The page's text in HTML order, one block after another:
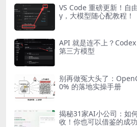
VS Code 重磅更新！自
y，大模型随心配教程！
API 就是连不上？
第三方模型
别再做冤大头了：
0% 的落地实操手册
揭秘31家AI小公司：如
收！你也可以借鉴的成